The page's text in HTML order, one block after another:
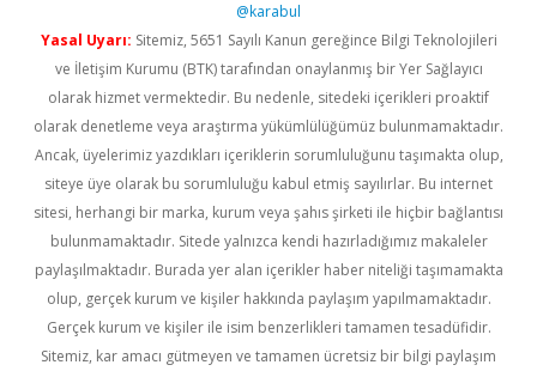
@karabul
Yasal Uyarı: Sitemiz, 5651 Sayılı Kanun gereğince Bilgi Teknolojileri
ve İletişim Kurumu (BTK) tarafından onaylanmış bir Yer Sağlayıcı
olarak hizmet vermektedir. Bu nedenle, sitedeki içerikleri proaktif
olarak denetleme veya araştırma yükümlülüğümüz bulunmamaktadır.
Ancak, üyelerimiz yazdıkları içeriklerin sorumluluğunu taşımakta olup,
siteye üye olarak bu sorumluluğu kabul etmiş sayılırlar. Bu internet
sitesi, herhangi bir marka, kurum veya şahıs şirketi ile hiçbir bağlantısı
bulunmamaktadır. Sitede yalnızca kendi hazırladığımız makaleler
paylaşılmaktadır. Burada yer alan içerikler haber niteliği taşımamakta
olup, gerçek kurum ve kişiler hakkında paylaşım yapılmamaktadır.
Gerçek kurum ve kişiler ile isim benzerlikleri tamamen tesadüfidir.
Sitemiz, kar amacı gütmeyen ve tamamen ücretsiz bir bilgi paylaşım